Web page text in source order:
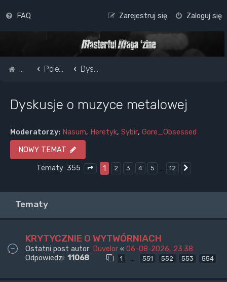
FAQ Zaloguj się
Zarejestruj się
Strona główna
Pole do popisu... Dyskusje o muzyce metalowej
Dyskusje o muzyce metalowej
Moderatorzy: Nasum, Heretyk, Sybir, Gore_Obsessed
NOWY TEMAT
Tematy: 355
Strona1 z12
1 2 3 4 5 … 12
Tematy
KRYTYCZNIE O WYTWÓRNIACH
Ostatni post autor: Duvelor « 06-08-2026, 23:38
Odpowiedzi: 11068 1 … 551 552 553 554